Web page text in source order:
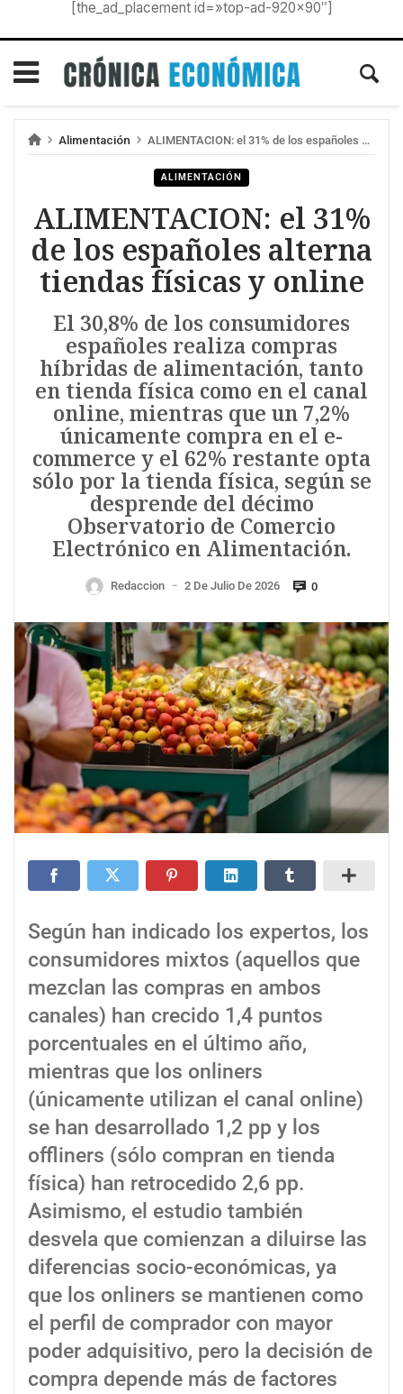
[the_ad_placement id=»top-ad-920×90″]
Alimentación ALIMENTACION: el 31% de los españoles alterna tiendas físicas y online
ALIMENTACIÓN
ALIMENTACION: el 31%
de los españoles alterna
tiendas físicas y online
El 30,8% de los consumidores
españoles realiza compras
híbridas de alimentación, tanto
en tienda física como en el canal
online, mientras que un 7,2%
únicamente compra en el e-
commerce y el 62% restante opta
sólo por la tienda física, según se
desprende del décimo
Observatorio de Comercio
Electrónico en Alimentación.
Redaccion — 2 De Julio De 2026 0
Según han indicado los expertos, los
consumidores mixtos (aquellos que
mezclan las compras en ambos
canales) han crecido 1,4 puntos
porcentuales en el último año,
mientras que los onliners
(únicamente utilizan el canal online)
se han desarrollado 1,2 pp y los
offliners (sólo compran en tienda
física) han retrocedido 2,6 pp.
Asimismo, el estudio también
desvela que comienzan a diluirse las
diferencias socio-económicas, ya
que los onliners se mantienen como
el perfil de comprador con mayor
poder adquisitivo, pero la decisión de
compra depende más de factores